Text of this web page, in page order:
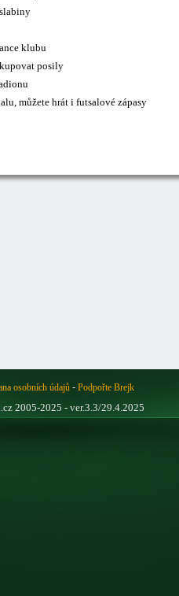
klubu
posily
můžete hrát i futsalové zápasy
osobních údajů- Podpořte Brejk
2005-2025 - ver.3.3/29.4.2025